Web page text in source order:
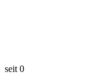
seit 0